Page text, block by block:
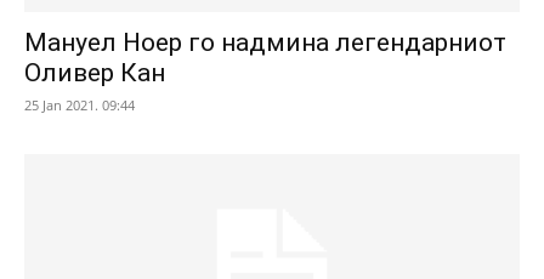
Мануел Ноер го надмина легендарниот
Оливер Кан
25 Jan 2021. 09:44